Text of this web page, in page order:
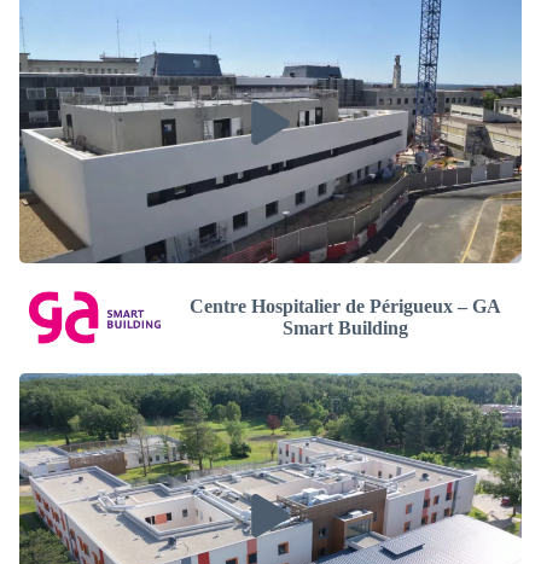
Centre Hospitalier de Périgueux – GA
Smart Building